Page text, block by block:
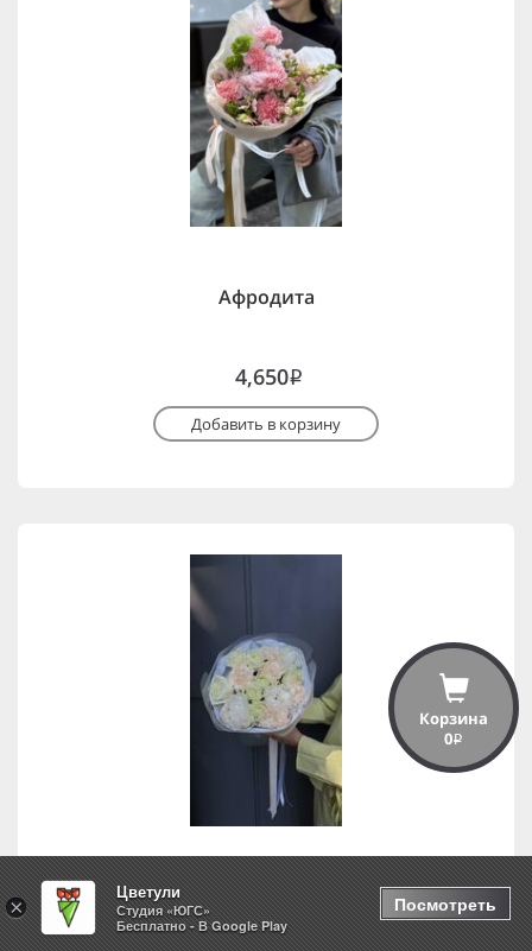
Афродита
4,650i
Добавить в корзину
Свидание
Корзина
0i
×
Цветули
Студия «ЮГС»
Бесплатно - В Google Play
Посмотреть